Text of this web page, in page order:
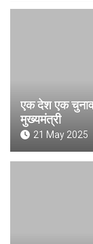
एक देश एक
मुख्यमंत्री
21 May 2025